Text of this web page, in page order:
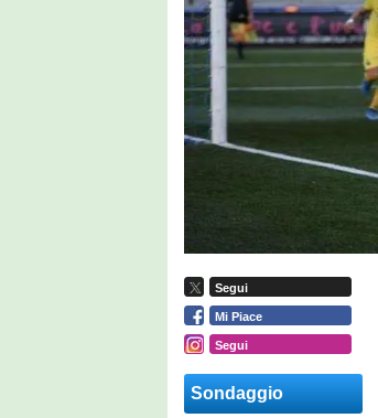
Segui
Mi Piace
Segui
Sondaggio